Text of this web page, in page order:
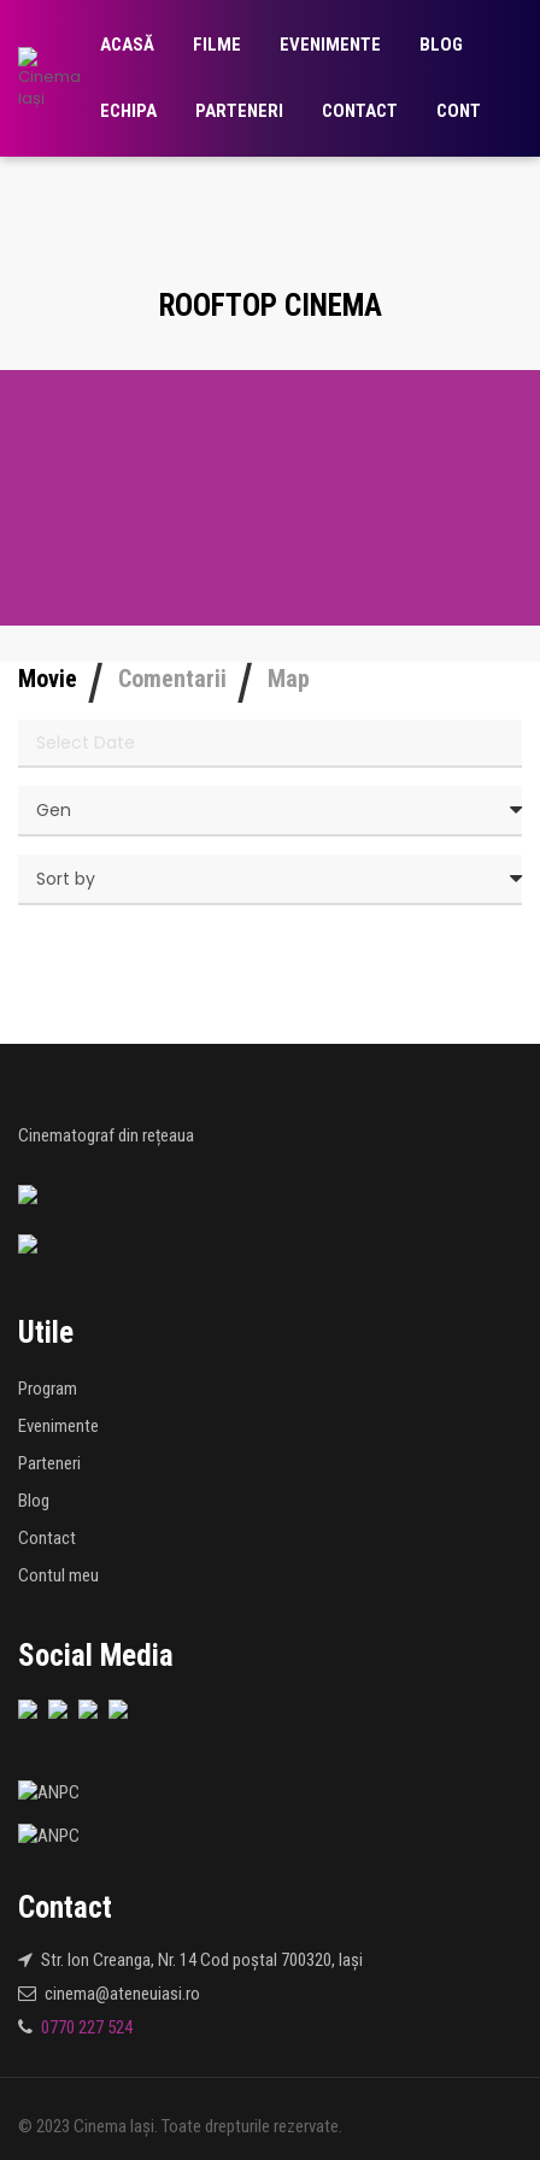
ACASĂ FILME EVENIMENTE BLOG
ECHIPA PARTENERI CONTACT CONT
ROOFTOP CINEMA
Movie Comentarii Map
Cinematograf din rețeaua
Utile
Program
Evenimente
Parteneri
Blog
Contact
Contul meu
Social Media
Contact
Str. Ion Creanga, Nr. 14 Cod poștal 700320, Iași
cinema@ateneuiasi.ro
0770 227 524
© 2023 Cinema Iași. Toate drepturile rezervate.